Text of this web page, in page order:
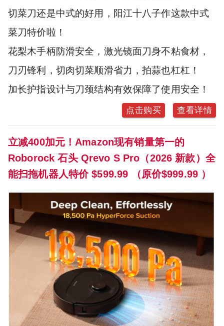
切菜刀还是中式的好用，阳江十八子作这款中式
菜刀特价啦！
花梨木手柄防滑安全，激光镜面刀身不粘食材，
刀刃锋利，切肉切菜顺滑省力，拍蒜也杠杠！
加长护指设计与刀颈结构有效保障了使用安全！
点击购买 查看详情
立减400加元！Amazon现有销量第一的
Roborock 石头 Qrevo S Pro（2026 新款）全
能扫拖机器人特价 $599.99 （原价$999.99 ）